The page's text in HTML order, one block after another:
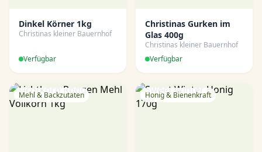
Dinkel Körner 1kg
Christinas kleiner Bauernhof
Verfügbar
Christinas Gurken im
Glas 400g
Christinas kleiner Bauernhof
Verfügbar
Mehl & Backzutaten Honig & Bienenkraft